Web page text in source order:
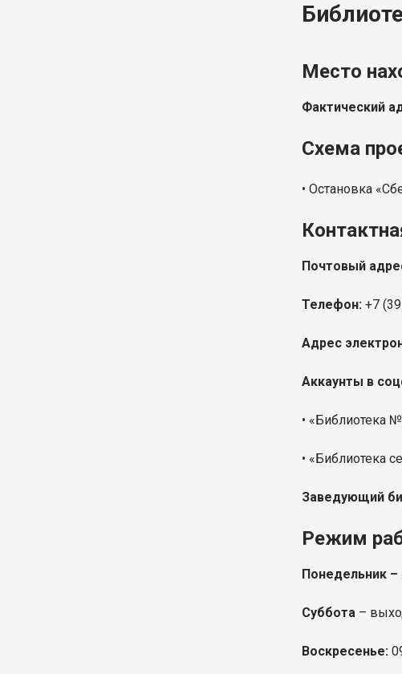
Место
Фактический
Схема
• Остановка
Почтовый
Телефон: +7
Адрес
Аккаунты в
• «Библиотека
• «Библиотека
Заведующий
Режим
Понедельник –
Суббота –
Воскресенье: